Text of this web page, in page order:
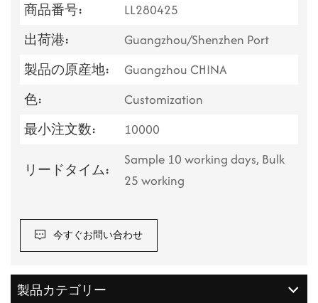
商品番号:
LL280425
出荷港:
Guangzhou/Shenzhen Port
製品の原産地:
Guangzhou CHINA
色:
Customization
最小注文数:
10000
リードタイム:
Sample 10 working days, Bulk
25 working
今すぐお問い合わせ
製品カテゴリー